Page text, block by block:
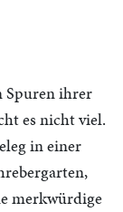
Spuren ihrer
es nicht viel.
in einer
merkwürdige